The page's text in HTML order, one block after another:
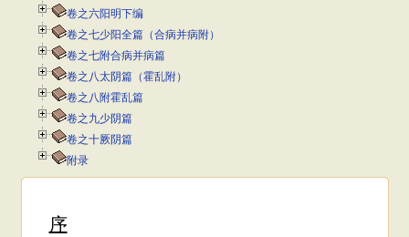
卷之六阳明下编
卷之七少阳全篇（合病并病附）
卷之七附合病并病篇
卷之八太阴篇（霍乱附）
卷之八附霍乱篇
卷之九少阴篇
卷之十厥阴篇
附录